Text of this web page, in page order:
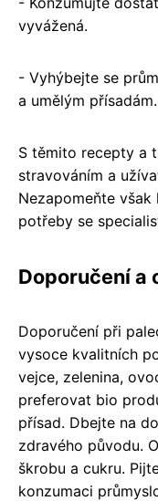
vyvážená.
- Vyhýbejte se
a umělým přísadám.
S těmito recepty a
stravováním a
Nezapomeňte
potřeby se
Doporučení a
Doporučení při
vysoce kvalitních
vejce, zelenina,
preferovat bio
přísad. Dbejte na
zdravého původu.
škrobu a cukru.
konzumaci